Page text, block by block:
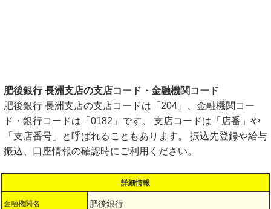
肥後銀行 長洲支店の支店コード・金融機関コード
肥後銀行 長洲支店の支店コードは「204」、金融機関コー
ド・銀行コードは「0182」です。 支店コードは「店番」や
「支店番号」と呼ばれることもあります。 振込先登録や給与
振込、口座情報の確認時にご利用ください。
詳細情報
金融機関名 肥後銀行